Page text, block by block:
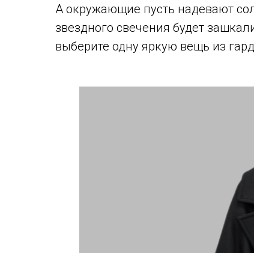
А окружающие пусть надевают
звездного свечения будет
выберите одну яркую вещь из